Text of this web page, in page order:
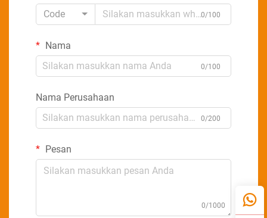
Code
0/100
Nama
0/100
Nama Perusahaan
0/200
Pesan
0/1000